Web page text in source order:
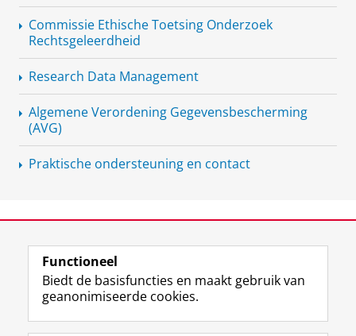
Commissie Ethische Toetsing Onderzoek
Rechtsgeleerdheid
Research Data Management
Algemene Verordening Gegevensbescherming
(AVG)
Praktische ondersteuning en contact
View this page in:English
Volg de RUG
F
L
R I
Y
Functioneel
Biedt de basisfuncties en maakt gebruik van
geanonimiseerde cookies.